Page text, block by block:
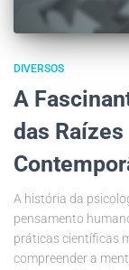
DIVERSOS
A
das
A história da
pensamento
práticas científicas
compreender a